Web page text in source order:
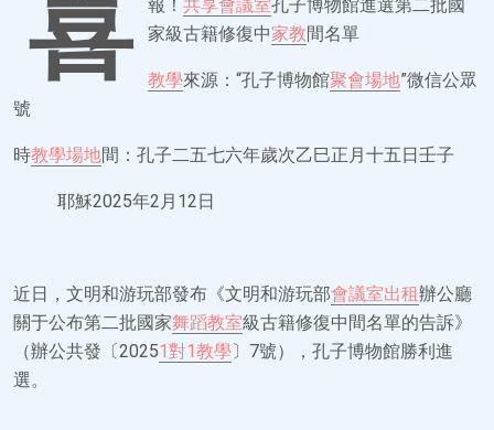
喜 報！ 共享會議室孔子博物館進選第二批國
家級古籍修復中家教間名單
教學來源：“孔子博物館聚會場地”微信公眾
號
時教學場地間：孔子二五七六年歲次乙巳正月十五日壬子
耶穌2025年2月12日
近日，文明和游玩部發布《文明和游玩部會議室出租辦公廳
關于公布第二批國家舞蹈教室級古籍修復中間名單的告訴》
（辦公共發〔20251對1教學〕7號），孔子博物館勝利進
選。